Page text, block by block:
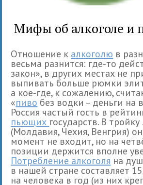
Мифы об алкоголе и
Отношение к алкоголю в
весьма разнится: где-то
закон», в других местах не
выпивать больше рюмки
а кое-где, к сожалению,
«пиво без водки – деньги на
Россия частый гость в
пьющих государств. В
(Молдавия, Чехия, Венгрия)
момент не входит, но на
позиции держится вполне
Потребление алкоголя на
в нашей стране составляет
на человека в год (из них